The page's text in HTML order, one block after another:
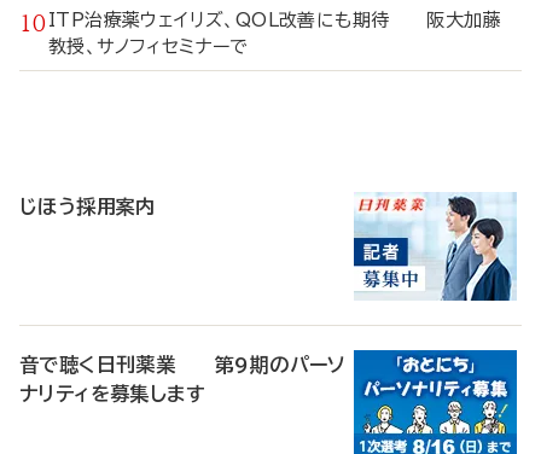
ITP治療薬ウェイリズ、QOL改善にも期待 阪大加藤
教授、サノフィセミナーで
じほう採用案内
音で聴く日刊薬業 第9期のパーソ
ナリティを募集します